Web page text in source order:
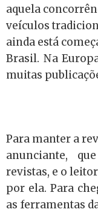
aquela
veículos
ainda está
Brasil. Na
muitas
Para manter a
anunciante,
revistas, e o
por ela. Para
as ferramentas